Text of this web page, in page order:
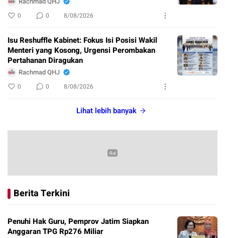
0 0 8/08/2026
Isu Reshuffle Kabinet: Fokus Isi Posisi Wakil
Menteri yang Kosong, Urgensi Perombakan
Pertahanan Diragukan
Rachmad QHJ
0 0 8/08/2026
Lihat lebih banyak
Berita Terkini
Penuhi Hak Guru, Pemprov Jatim Siapkan
Anggaran TPG Rp276 Miliar